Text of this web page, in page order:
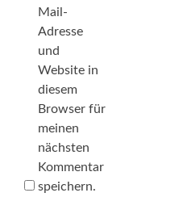
Mail-
Adresse
und
Website in
diesem
Browser für
meinen
nächsten
Kommentar
speichern.